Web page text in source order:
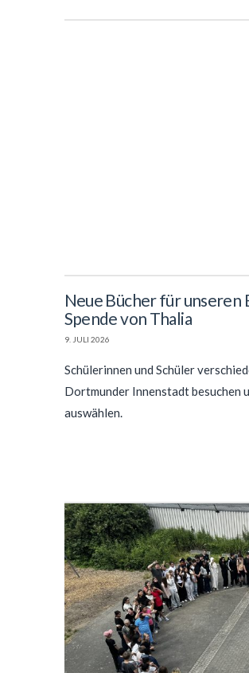
Neue Bücher für unseren
Spende von Thalia
9. JULI 2026
Schülerinnen und Schüler
Dortmunder Innenstadt besuchen
auswählen.